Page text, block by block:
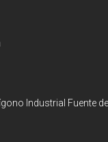
Industrial Fuente